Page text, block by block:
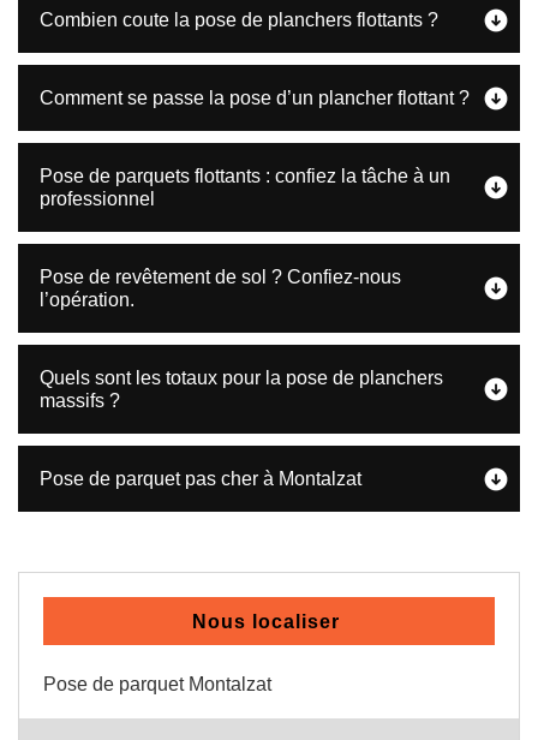
Combien coute la pose de planchers flottants ?
Comment se passe la pose d’un plancher flottant ?
Pose de parquets flottants : confiez la tâche à un
professionnel
Pose de revêtement de sol ? Confiez-nous
l’opération.
Quels sont les totaux pour la pose de planchers
massifs ?
Pose de parquet pas cher à Montalzat
Nous localiser
Pose de parquet Montalzat